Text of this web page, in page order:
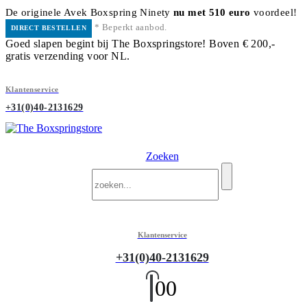
De originele Avek Boxspring Ninetynu met 510 euro voordeel!
DIRECT BESTELLEN * Beperkt aanbod.
Goed slapen begint bij The Boxspringstore! Boven € 200,-
gratis verzending voor NL.
Klantenservice
+31(0)40-2131629
Zoeken
Klantenservice
+31(0)40-2131629
00